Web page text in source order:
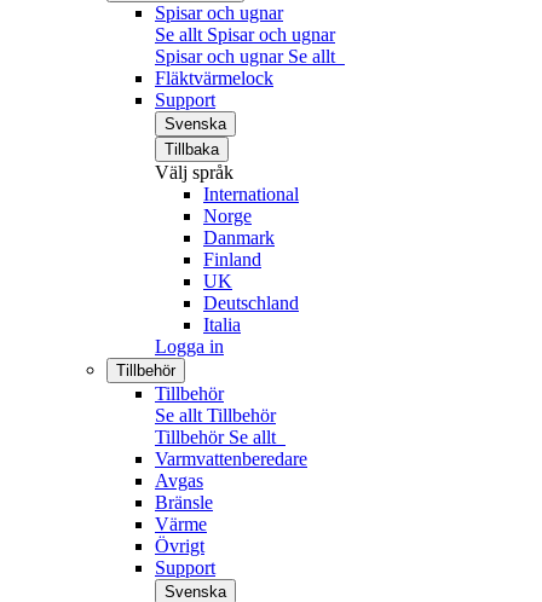
Spisar och ugnar
Se allt Spisar och ugnar
Spisar och ugnar Se allt
Fläktvärmelock
Support
Svenska
Tillbaka
Välj språk
International
Norge
Danmark
Finland
UK
Deutschland
Italia
Logga in
Tillbehör
Tillbehör
Se allt Tillbehör
Tillbehör Se allt
Varmvattenberedare
Avgas
Bränsle
Värme
Övrigt
Support
Svenska